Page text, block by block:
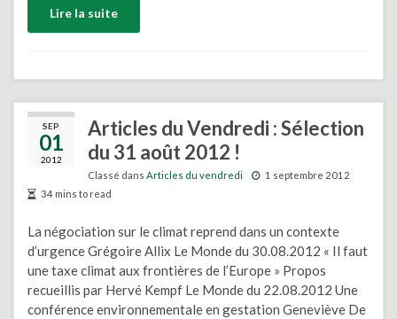
Lire la suite
SEP
01
2012
Articles du Vendredi : Sélection
du 31 août 2012 !
Classé dans Articles du vendredi
1 septembre 2012
34 mins to read
La négociation sur le climat reprend dans un contexte
d’urgence Grégoire Allix Le Monde du 30.08.2012 « Il faut
une taxe climat aux frontières de l’Europe » Propos
recueillis par Hervé Kempf Le Monde du 22.08.2012 Une
conférence environnementale en gestation Geneviève De